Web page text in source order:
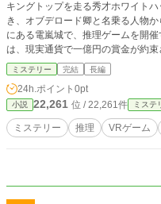
キングトップを走る秀才ホワイト
き、オブデロード卿と名乗る人物
にある電嵐城で、推理ゲームを開
は、現実通貨で一億円の賞金が約
は、八人のライバルと、ひとつの
ることができるのか？
ミステリー 完結 長編
24h.ポイント 0pt
小説 22,261 位 / 22,261件 ミステ
ミステリー 推理 VRゲーム